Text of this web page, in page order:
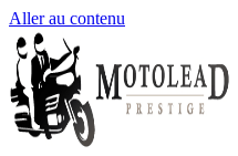
Aller au contenu